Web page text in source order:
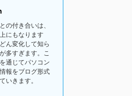
の付き合いは、
にもなります
ん変化して知ら
多すぎます。こ
通じてパソコン
報をブログ形式
いきます。